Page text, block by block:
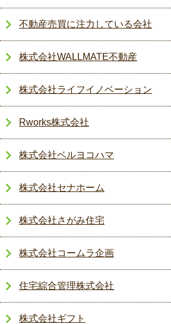
不動産売買に注力している会社
株式会社WALLMATE不動産
株式会社ライフイノベーション
Rworks株式会社
株式会社ベルヨコハマ
株式会社セナホーム
株式会社さがみ住宅
株式会社コームラ企画
住宅綜合管理株式会社
株式会社ギフト